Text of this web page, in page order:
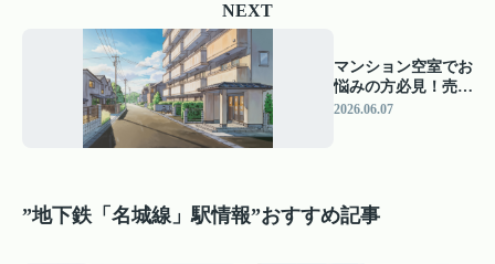
NEXT
マンション空室でお
悩みの方必見！売却
と貸出どちらが得か
2026.06.07
”地下鉄「名城線」駅情報”おすすめ記事